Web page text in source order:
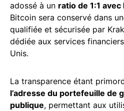
adossé à un ratio de 1:1 avec
Bitcoin sera conservé dans
qualifiée et sécurisée par
dédiée aux services
Unis.
La transparence étant
l’adresse du portefeuille de
publique, permettant aux